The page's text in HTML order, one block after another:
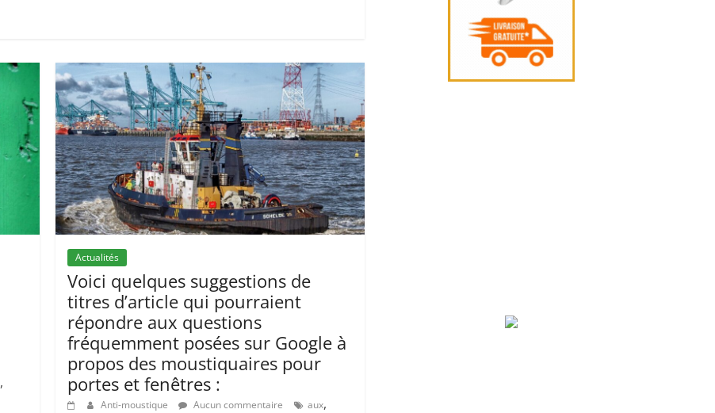
,
Actualités
Voici quelques suggestions de
titres d’article qui pourraient
répondre aux questions
fréquemment posées sur Google à
propos des moustiquaires pour
portes et fenêtres :
Anti-moustique Aucun commentaire aux,